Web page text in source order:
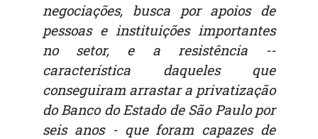
negociações, busca por apoios de
pessoas e instituições importantes
no setor, e a resistência --
característica daqueles que
conseguiram arrastar a privatização
do Banco do Estado de São Paulo por
seis anos - que foram capazes de